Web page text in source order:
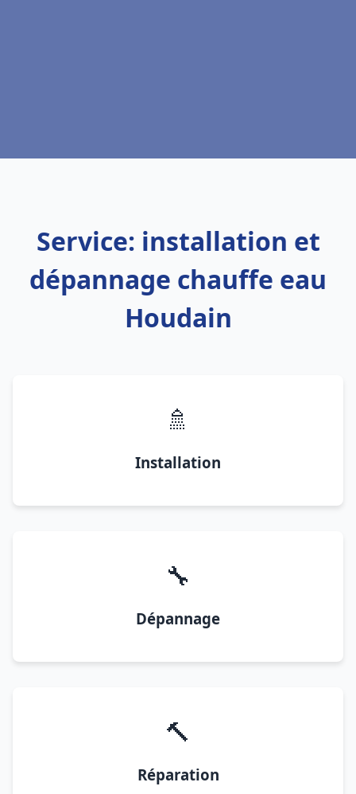
Service: installation et
dépannage chauffe eau
Houdain
🚿
Installation
🔧
Dépannage
🔨
Réparation